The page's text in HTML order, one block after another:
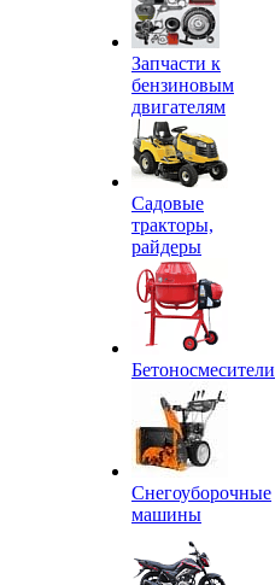
Запчасти к
бензиновым
двигателям
Садовые
тракторы,
райдеры
Бетоносмесители
Снегоуборочные
машины